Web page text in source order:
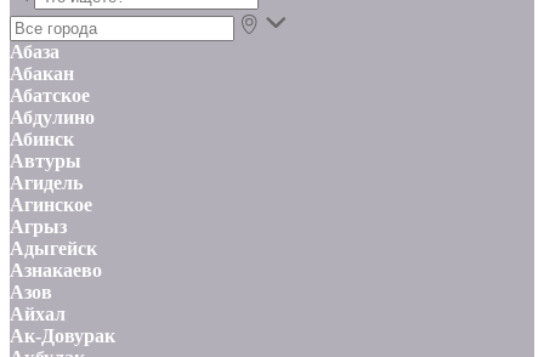
Абаза
Абакан
Абатское
Абдулино
Абинск
Автуры
Агидель
Агинское
Агрыз
Адыгейск
Азнакаево
Азов
Айхал
Ак-Довурак